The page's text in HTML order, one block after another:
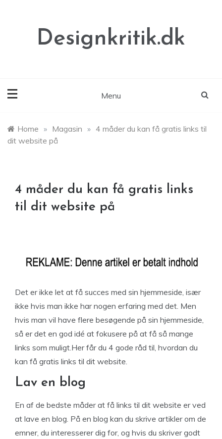
Designkritik.dk
Menu
Home » Magasin » 4 måder du kan få gratis links til
dit website på
4 måder du kan få gratis links
til dit website på
Det er ikke let at få succes med sin hjemmeside, især
ikke hvis man ikke har nogen erfaring med det. Men
hvis man vil have flere besøgende på sin hjemmeside,
så er det en god idé at fokusere på at få så mange
links som muligt.Her får du 4 gode råd til, hvordan du
kan få gratis links til dit website.
Lav en blog
En af de bedste måder at få links til dit website er ved
at lave en blog. På en blog kan du skrive artikler om de
emner, du interesserer dig for, og hvis du skriver godt